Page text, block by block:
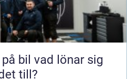
lönar sig
till?